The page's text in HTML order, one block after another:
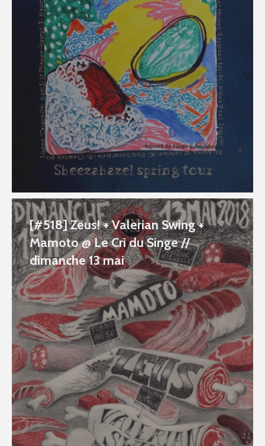
[#518] Zeus! + Valerian Swing +
Mamoto @ Le Cri du Singe //
dimanche 13 mai